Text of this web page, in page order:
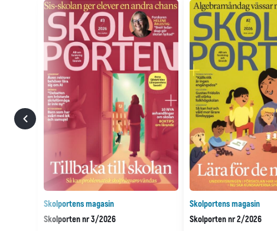
Skolportens magasin
Skolporten nr 3/2026
Skolportens magasin
Skolporten nr 2/2026